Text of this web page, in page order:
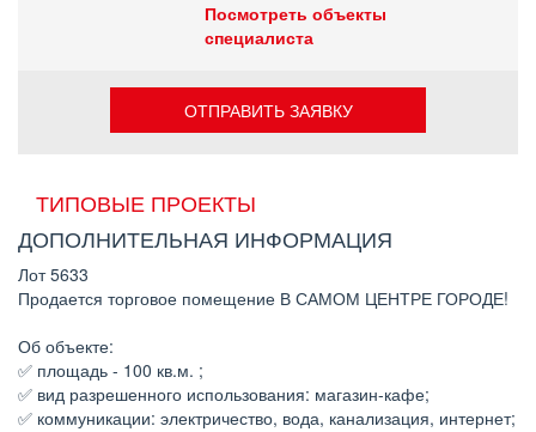
Посмотреть объекты
специалиста
ОТПРАВИТЬ ЗАЯВКУ
ТИПОВЫЕ ПРОЕКТЫ
ДОПОЛНИТЕЛЬНАЯ ИНФОРМАЦИЯ
Лот 5633
Продается торговое помещение В САМОМ ЦЕНТРЕ ГОРОДЕ!
Об объекте:
✅ площадь - 100 кв.м. ;
✅ вид разрешенного использования: магазин-кафе;
✅ коммуникации: электричество, вода, канализация, интернет;